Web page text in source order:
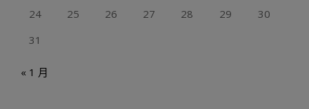
24
25 26 27 28 29
30
31
« 1 月